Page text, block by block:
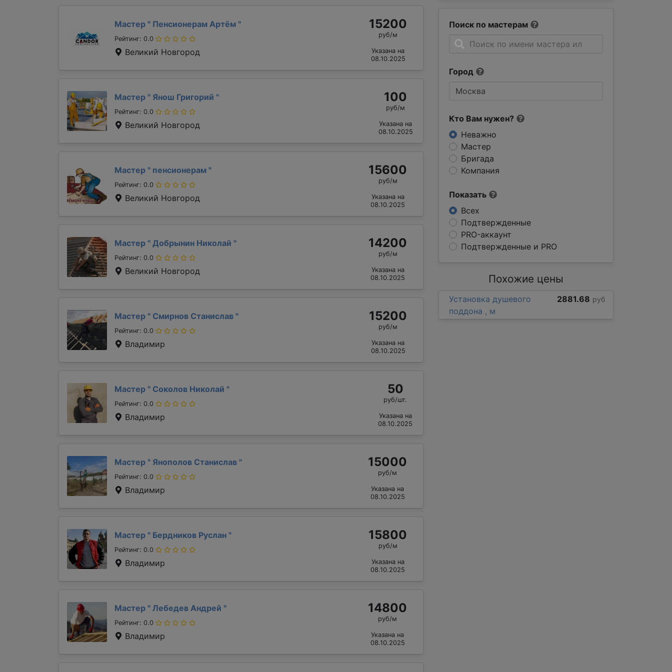
Поиск по мастерам
Город
Кто Вам нужен?
Неважно
Мастер
Бригада
Компания
Показать
Всех
Подтвержденные
PRO-аккаунт
Подтвержденные и PRO
Мастер " Пенсионерам Артём "
Рейтинг: 0.0
Великий Новгород
15200
руб/м
Указана на
08.10.2025
Мастер " Янош Григорий "
Рейтинг: 0.0
Великий Новгород
100
руб/м
Указана на
08.10.2025
Мастер " пенсионерам "
Рейтинг: 0.0
Великий Новгород
15600
руб/м
Указана на
08.10.2025
Мастер " Добрынин Николай "
Рейтинг: 0.0
Великий Новгород
14200
руб/м
Указана на
08.10.2025
Мастер " Смирнов Станислав "
Рейтинг: 0.0
Владимир
15200
руб/м
Указана на
08.10.2025
Мастер " Соколов Николай "
Рейтинг: 0.0
Владимир
50
руб/шт.
Указана на
08.10.2025
Мастер " Янополов Станислав "
Рейтинг: 0.0
Владимир
15000
руб/м
Указана на
08.10.2025
Мастер " Бердников Руслан "
Рейтинг: 0.0
Владимир
15800
руб/м
Указана на
08.10.2025
Мастер " Лебедев Андрей "
Рейтинг: 0.0
Владимир
14800
руб/м
Указана на
08.10.2025
Похожие цены
Установка душевого
поддона , м
2881.68 руб